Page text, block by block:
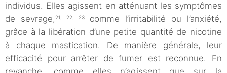
individus. Elles agissent en atténuant les symptômes
de sevrage, 21, 22, 23comme l’irritabilité ou l’anxiété,
grâce à la libération d’une petite quantité de nicotine
à chaque mastication. De manière générale, leur
efficacité pour arrêter de fumer est reconnue. En